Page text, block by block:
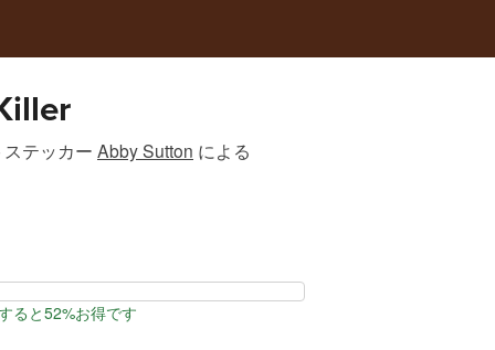
テッカー Abby Sutton による
ると52%お得です